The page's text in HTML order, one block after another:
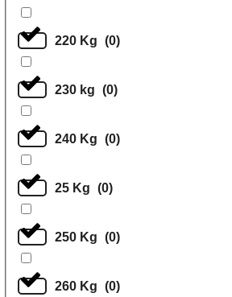
220 Kg (0)
230 kg (0)
240 Kg (0)
25 Kg (0)
250 Kg (0)
260 Kg (0)